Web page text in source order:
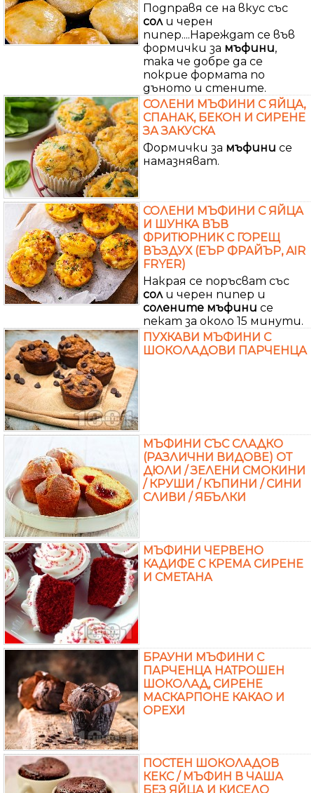
Подправя се на вкус със
соли черен
пипер....Нареждат се във
формички за мъфини,
така че добре да се
покрие формата по
дъното и стените.
СОЛЕНИ МЪФИНИ С ЯЙЦА,
СПАНАК, БЕКОН И СИРЕНЕ
ЗА ЗАКУСКА
Формички за мъфини се
намазняват.
СОЛЕНИ МЪФИНИ С ЯЙЦА
И ШУНКА ВЪВ
ФРИТЮРНИК С ГОРЕЩ
ВЪЗДУХ (ЕЪР ФРАЙЪР, AIR
FRYER)
Накрая се поръсват със
соли черен пипер и
солените мъфини се
пекат за около 15 минути.
ПУХКАВИ МЪФИНИ С
ШОКОЛАДОВИ ПАРЧЕНЦА
МЪФИНИ СЪС СЛАДКО
(РАЗЛИЧНИ ВИДОВЕ) ОТ
ДЮЛИ / ЗЕЛЕНИ СМОКИНИ
/ КРУШИ / КЪПИНИ / СИНИ
СЛИВИ / ЯБЪЛКИ
МЪФИНИ ЧЕРВЕНО
КАДИФЕ С КРЕМА СИРЕНЕ
И СМЕТАНА
БРАУНИ МЪФИНИ С
ПАРЧЕНЦА НАТРОШЕН
ШОКОЛАД, СИРЕНЕ
МАСКАРПОНЕ КАКАО И
ОРЕХИ
ПОСТЕН ШОКОЛАДОВ
КЕКС / МЪФИН В ЧАША
БЕЗ ЯЙЦА И КИСЕЛО